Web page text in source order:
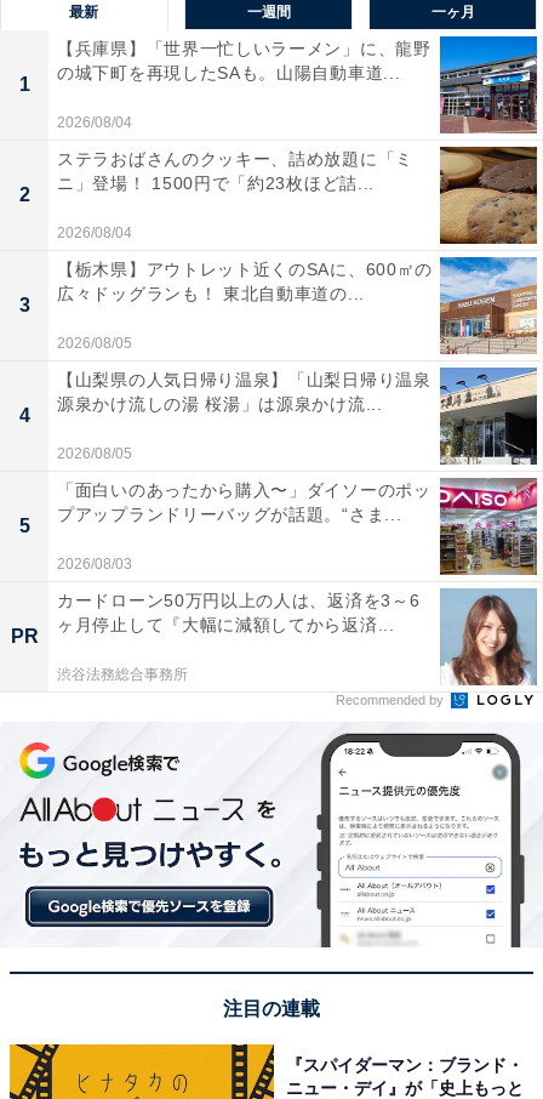
最新 一週間 一ヶ月
1
【兵庫県】「世界一忙しいラーメン」に、龍野
の城下町を再現したSAも。山陽自動車道...
2026/08/04
2
ステラおばさんのクッキー、詰め放題に「ミ
ニ」登場！ 1500円で「約23枚ほど詰...
2026/08/04
3
【栃木県】アウトレット近くのSAに、600㎡の
広々ドッグランも！ 東北自動車道の...
2026/08/05
4
【山梨県の人気日帰り温泉】「山梨日帰り温泉
源泉かけ流しの湯 桜湯」は源泉かけ流...
2026/08/05
5
「面白いのあったから購入〜」ダイソーのポッ
プアップランドリーバッグが話題。“さま...
2026/08/03
PR
カードローン50万円以上の人は、返済を3～6
ヶ月停止して『大幅に減額してから返済...
渋谷法務総合事務所
Recommended by
注目の連載
『スパイダーマン：ブランド・
ニュー・デイ』が「史上もっと